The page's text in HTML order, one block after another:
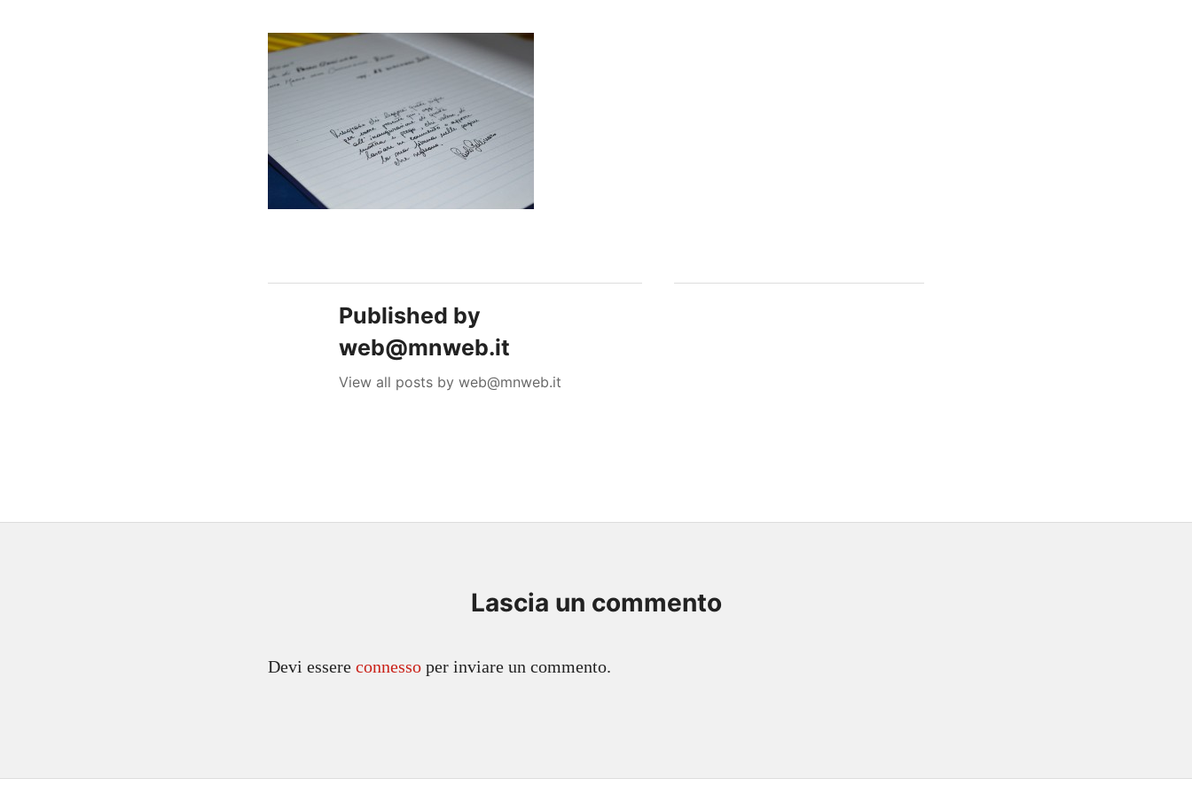
Published by
web@mnweb.it
View all posts by web@mnweb.it
Lascia un commento
Devi essere connesso per inviare un commento.